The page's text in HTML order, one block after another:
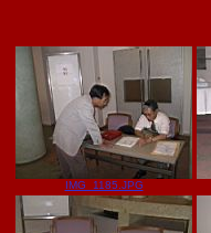
IMG_1185.JPG